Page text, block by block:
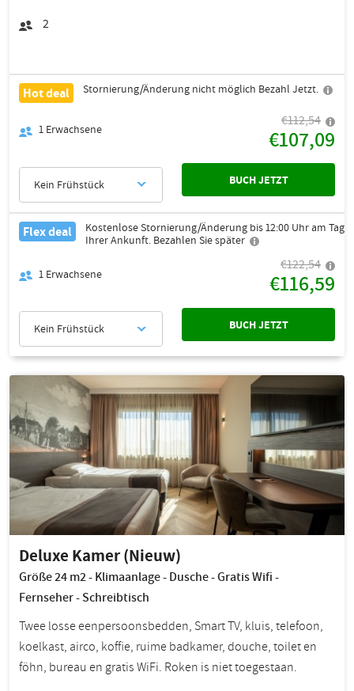
2
Hot deal Stornierung/Änderung nicht möglich Bezahl Jetzt.
1 Erwachsene
€112,54
€107,09
Kein Frühstück BUCH JETZT
Flex deal
Kostenlose Stornierung/Änderung bis 12:00 Uhr am Tag
Ihrer Ankunft. Bezahlen Sie später
1 Erwachsene
€122,54
€116,59
Kein Frühstück BUCH JETZT
Deluxe Kamer (Nieuw)
Größe 24 m2 - Klimaanlage - Dusche - Gratis Wifi -
Fernseher - Schreibtisch
Twee losse eenpersoonsbedden, Smart TV, kluis, telefoon,
koelkast, airco, koffie, ruime badkamer, douche, toilet en
föhn, bureau en gratis WiFi. Roken is niet toegestaan.